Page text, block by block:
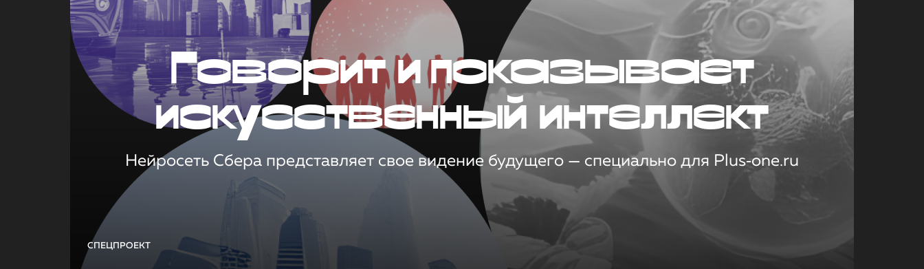
СПЕЦПРОЕКТ
Говорит и показывает
искусственный интеллект
Нейросеть Сбера представляет свое видение будущего — специально для Plus‑one.ru